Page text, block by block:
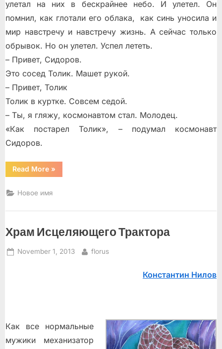
улетал на них в бескрайнее небо. И улетел. Он
помнил, как глотали его облака, как синь уносила и
мир навстречу и навстречу жизнь. А сейчас только
обрывок. Но он улетел. Успел лететь.
– Привет, Сидоров.
Это сосед Толик. Машет рукой.
– Привет, Толик
Толик в куртке. Совсем седой.
– Ты, я гляжу, космонавтом стал. Молодец.
«Как постарел Толик», – подумал космонавт
Сидоров.
Read More“Космонавт
Сидоров
рассказы”
»
Новое имя
Храм Исцеляющего Трактора
Posted
November 1, 2013 By
florus
Константин Нилов
Как все нормальные
мужики механизатор